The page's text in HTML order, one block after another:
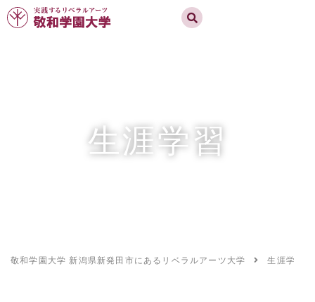
実践するリベラルアーツ 敬和学園大学
生涯学習
敬和学園大学 新潟県新発田市にあるリベラルアーツ大学 生涯学習